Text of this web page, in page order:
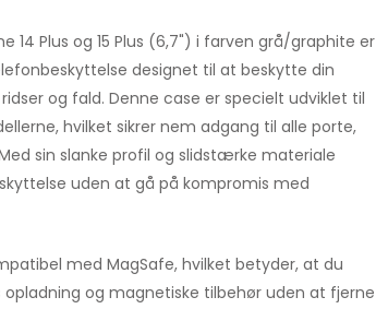
14 Plus og 15 Plus (6,7") i farven grå/graphite er
designet til at beskytte din
og fald. Denne case er specielt udviklet til
hvilket sikrer nem adgang til alle porte,
sin slanke profil og slidstærke materiale
uden at gå på kompromis med
med MagSafe, hvilket betyder, at du
og magnetiske tilbehør uden at fjerne